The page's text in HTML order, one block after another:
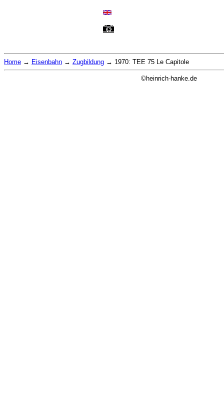
Home → Eisenbahn → Zugbildung → 1970: TEE 75 Le Capitole
©heinrich-hanke.de